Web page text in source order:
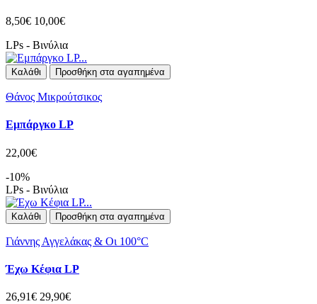
8,50€ 10,00€
LPs - Βινύλια
Καλάθι Προσθήκη στα αγαπημένα
Θάνος Μικρούτσικος
Εμπάργκο LP
22,00€
-10%
LPs - Βινύλια
Καλάθι Προσθήκη στα αγαπημένα
Γιάννης Αγγελάκας & Οι 100°C
Έχω Κέφια LP
26,91€ 29,90€